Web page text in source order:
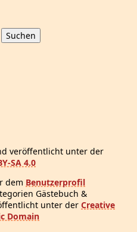
veröffentlicht unter der
SA 4.0
dem Benutzerprofil
Gästebuch &
unter der Creative
Domain